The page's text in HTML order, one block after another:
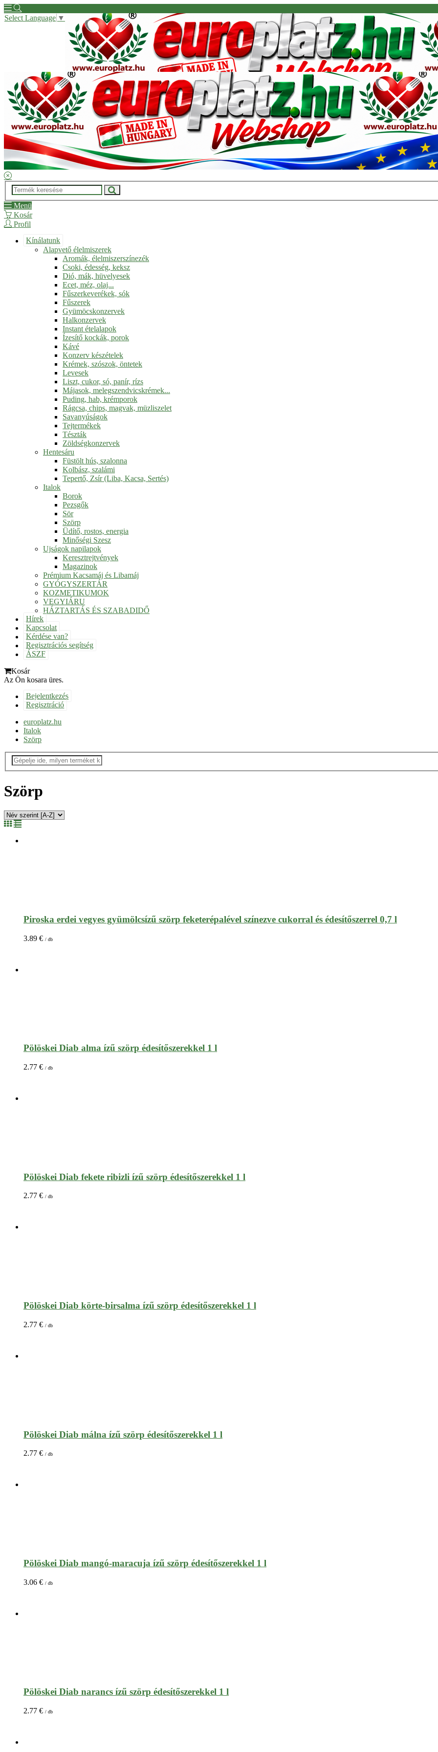
Select Language ▼
Hírek
Kapcsolat
Kérdése van?
Regisztrációs segítség
ÁSZF
Menü
Kosár
Profil
Kínálatunk
Alapvető élelmiszerek
Aromák, élelmiszerszínezék
Csoki, édesség, keksz
Dió, mák, hüvelyesek
Ecet, méz, olaj...
Fűszerkeverékek, sók
Fűszerek
Gyümöcskonzervek
Halkonzervek
Instant ételalapok
Ízesítő kockák, porok
Kávé
Konzerv készételek
Krémek, szószok, öntetek
Levesek
Liszt, cukor, só, panír, rízs
Májasok, melegszendvicskrémek...
Puding, hab, krémporok
Rágcsa, chips, magvak, müzliszelet
Savanyúságok
Tejtermékek
Tészták
Zöldségkonzervek
Hentesáru
Füstölt hús, szalonna
Kolbász, szalámi
Tepertő, Zsír (Liba, Kacsa, Sertés)
Italok
Borok
Pezsgők
Sör
Szörp
Üdítő, rostos, energia
Minőségi Szesz
Ujságok napilapok
Keresztrejtvények
Magazinok
Prémium Kacsamáj és Libamáj
GYÓGYSZERTÁR
KOZMETIKUMOK
VEGYIÁRU
HÁZTARTÁS ÉS SZABADIDŐ
Hírek
Kapcsolat
Kérdése van?
Regisztrációs segítség
ÁSZF
Kosár
Az Ön kosara üres.
Bejelentkezés
Regisztráció
europlatz.hu
Italok
Szörp
Szörp
Piroska erdei vegyes gyümölcsízű szörp feketerépalével színezve cukorral és édesítőszerrel 0,7 l
3.89 € / db
Pölöskei Diab alma ízű szörp édesítőszerekkel 1 l
2.77 € / db
Pölöskei Diab fekete ribizli ízű szörp édesítőszerekkel 1 l
2.77 € / db
Pölöskei Diab körte-birsalma ízű szörp édesítőszerekkel 1 l
2.77 € / db
Pölöskei Diab málna ízű szörp édesítőszerekkel 1 l
2.77 € / db
Pölöskei Diab mangó-maracuja ízű szörp édesítőszerekkel 1 l
3.06 € / db
Pölöskei Diab narancs ízű szörp édesítőszerekkel 1 l
2.77 € / db